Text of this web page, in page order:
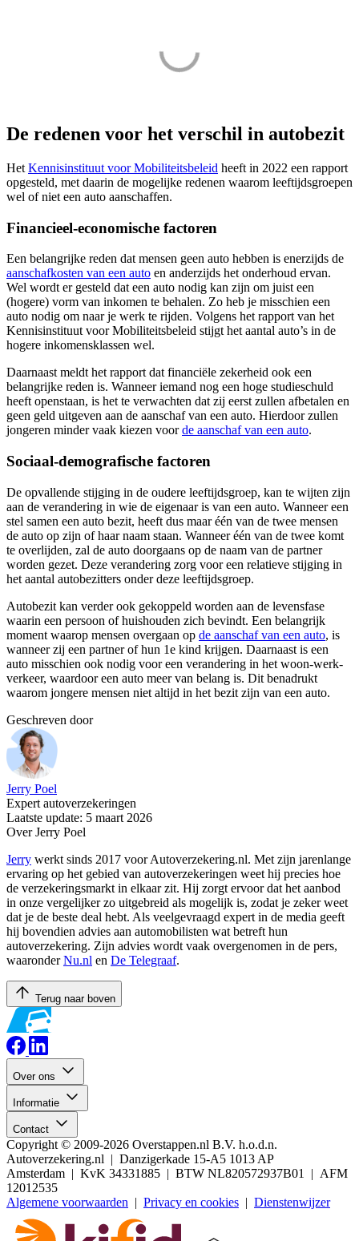
De redenen voor het verschil in autobezit
Het Kennisinstituut voor Mobiliteitsbeleid heeft in 2022 een rapport
opgesteld, met daarin de mogelijke redenen waarom leeftijdsgroepen
wel of niet een auto aanschaffen.
Financieel-economische factoren
Een belangrijke reden dat mensen geen auto hebben is enerzijds de
aanschafkosten van een auto en anderzijds het onderhoud ervan.
Wel wordt er gesteld dat een auto nodig kan zijn om juist een
(hogere) vorm van inkomen te behalen. Zo heb je misschien een
auto nodig om naar je werk te rijden. Volgens het rapport van het
Kennisinstituut voor Mobiliteitsbeleid stijgt het aantal auto’s in de
hogere inkomensklassen wel.
Daarnaast meldt het rapport dat financiële zekerheid ook een
belangrijke reden is. Wanneer iemand nog een hoge studieschuld
heeft openstaan, is het te verwachten dat zij eerst zullen afbetalen en
geen geld uitgeven aan de aanschaf van een auto. Hierdoor zullen
jongeren minder vaak kiezen voorde aanschaf van een auto.
Sociaal-demografische factoren
De opvallende stijging in de oudere leeftijdsgroep, kan te wijten zijn
aan de verandering in wie de eigenaar is van een auto. Wanneer een
stel samen een auto bezit, heeft dus maar één van de twee mensen
de auto op zijn of haar naam staan. Wanneer één van de twee komt
te overlijden, zal de auto doorgaans op de naam van de partner
worden gezet. Deze verandering zorg voor een relatieve stijging in
het aantal autobezitters onder deze leeftijdsgroep.
Autobezit kan verder ook gekoppeld worden aan de levensfase
waarin een persoon of huishouden zich bevindt. Een belangrijk
moment waarop mensen overgaan op de aanschaf van een auto, is
wanneer zij een partner of hun 1e kind krijgen. Daarnaast is een
auto misschien ook nodig voor een verandering in het woon-werk-
verkeer, waardoor een auto meer van belang is. Dit benadrukt
waarom jongere mensen niet altijd in het bezit zijn van een auto.
Geschreven door
Jerry Poel
Expert autoverzekeringen
Laatste update: 5 maart 2026
Over Jerry Poel
Jerry werkt sinds 2017 voor Autoverzekering.nl. Met zijn jarenlange
ervaring op het gebied van autoverzekeringen weet hij precies hoe
de verzekeringsmarkt in elkaar zit. Hij zorgt ervoor dat het aanbod
in onze vergelijker zo uitgebreid als mogelijk is, zodat je zeker weet
dat je de beste deal hebt. Als veelgevraagd expert in de media geeft
hij bovendien advies aan automobilisten wat betreft hun
autoverzekering. Zijn advies wordt vaak overgenomen in de pers,
waaronderNu.nl en De Telegraaf.
Terug naar boven
Over ons
Informatie
Contact
Copyright © 2009-2026 Overstappen.nl B.V. h.o.d.n.
Autoverzekering.nl | Danzigerkade 15-A5 1013 AP
Amsterdam | KvK 34331885 | BTW NL820572937B01 | AFM
12012535
Algemene voorwaarden | Privacy en cookies | Dienstenwijzer